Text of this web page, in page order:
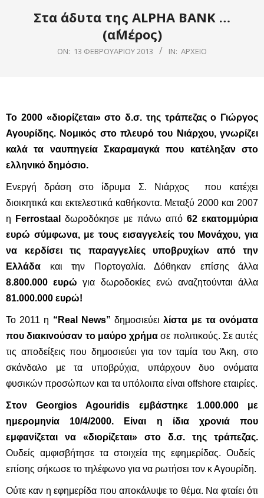
Στα άδυτα της ALPHA BANK …
(α΄Μέρος)
ON: 13 ΦΕΒΡΟΥΑΡΊΟΥ 2013 IN: ΑΡΧΕΊΟ
To 2000 «διορίζεται» στο δ.σ. της τράπεζας ο Γιώργος
Αγουρίδης. Νομικός στο πλευρό του Νιάρχου, γνωρίζει
καλά τα ναυπηγεία Σκαραμαγκά που κατέληξαν στο
ελληνικό δημόσιο.
Ενεργή δράση στο ίδρυμα Σ. Νιάρχος που κατέχει
διοικητικά και εκτελεστικά καθήκοντα. Μεταξύ 2000 και 2007
η
Ferrostaal δωροδόκησε με πάνω από 62 εκατομμύρια
ευρώ σύμφωνα, με τους εισαγγελείς του Μονάχου, για
να κερδίσει τις παραγγελίες υποβρυχίων από την
Ελλάδα και την Πορτογαλία. Δόθηκαν επίσης άλλα
8.800.000 ευρώ για δωροδοκίες ενώ αναζητούνται άλλα
81.000.000 ευρώ!
Το 2011 η “ Real News” δημοσιεύειλίστα με τα ονόματα
που διακινούσαν το μαύρο χρήμα σε πολιτικούς. Σε αυτές
τις αποδείξεις που δημοσιεύει για τον ταμία του Άκη, στο
σκάνδαλο με τα υποβρύχια, υπάρχουν δυο ονόματα
φυσικών προσώπων και τα υπόλοιπα είναι offshore εταιρίες.
ΣτονGeorgios Agouridis
εμβάστηκε 1.000.000 με
ημερομηνία 10/4/2000. Είναι η ίδια χρονιά που
εμφανίζεται να «διορίζεται» στο δ.σ. της τράπεζας.
Ουδείς αμφισβήτησε τα στοιχεία της εφημερίδας. Ουδείς
επίσης σήκωσε το τηλέφωνο για να ρωτήσει τον κ Αγουρίδη.
Ούτε καν η εφημερίδα που αποκάλυψε το θέμα. Να φταίει ότι